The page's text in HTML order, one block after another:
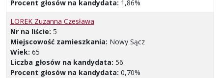
Procent głosów na kandydata: 1,86%
LOREK Zuzanna Czesława
Nr na liście: 5
Miejscowość zamieszkania: Nowy Sącz
Wiek: 65
Liczba głosów na kandydata: 56
Procent głosów na kandydata: 0,70%